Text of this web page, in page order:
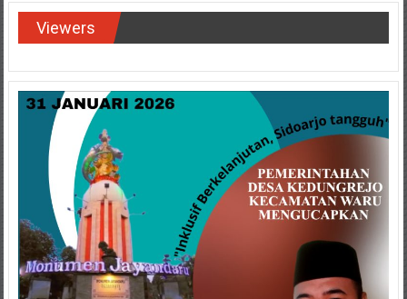
Viewers